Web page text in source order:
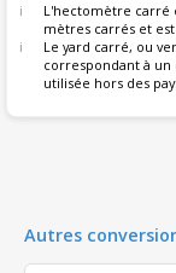
L'hectomètre carré
mètres carrés et
Le yard carré, ou
correspondant à un
utilisée hors des
Autres